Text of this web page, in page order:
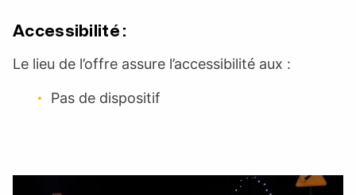
Accessibilité :
Le lieu de l’offre assure l’accessibilité aux :
Pas de dispositif